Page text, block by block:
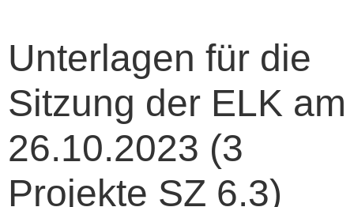
Unterlagen für die
Sitzung der ELK am
26.10.2023 (3
Projekte SZ 6.3)